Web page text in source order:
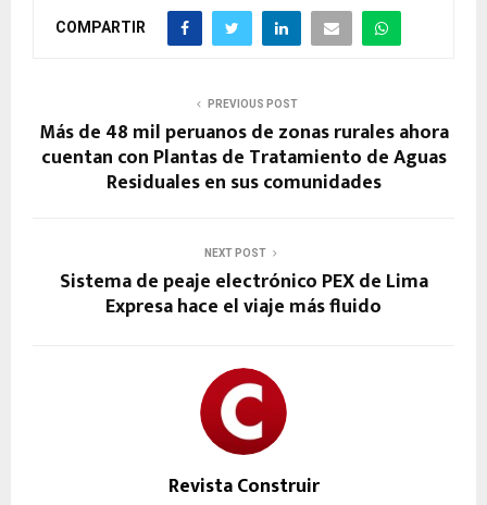
COMPARTIR
PREVIOUS POST
Más de 48 mil peruanos de zonas rurales ahora
cuentan con Plantas de Tratamiento de Aguas
Residuales en sus comunidades
NEXT POST
Sistema de peaje electrónico PEX de Lima
Expresa hace el viaje más fluido
Revista Construir